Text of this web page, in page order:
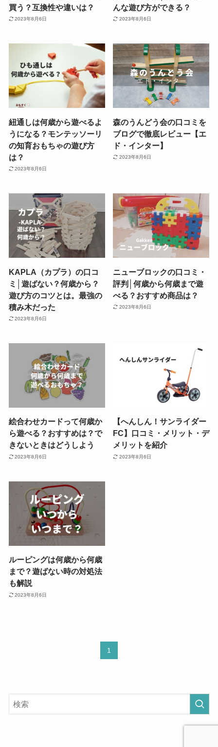
買う？互換性や違いは？
2023年8月6日
んな遊び方ができる？
2023年8月6日
紐通しは何歳から遊べるよ
うになる？モンテッソーリ
の知育おもちゃの遊び方
は？
2023年8月6日
森のうんどう会の口コミを
ブログで徹底レビュー【エ
ド・インター】
2023年8月6日
KAPLA（カプラ）の口コ
ミ│遊ばない？何歳から？
遊び方のコツとは。最強の
積み木だった
2023年8月6日
ニューブロックの口コミ・
評判│何歳から何歳まで遊
べる？おすすめ商品は？
2023年8月6日
絵合わせカードって何歳か
ら遊べる？おすすめは？で
きないときはどうしよう
2023年8月6日
【へんしん！サンライダー
FC】口コミ・メリット・デ
メリットを紹介
2023年8月6日
ルーピングは何歳から何歳
まで？遊ばない時の対処法
も解説
2023年8月6日
1